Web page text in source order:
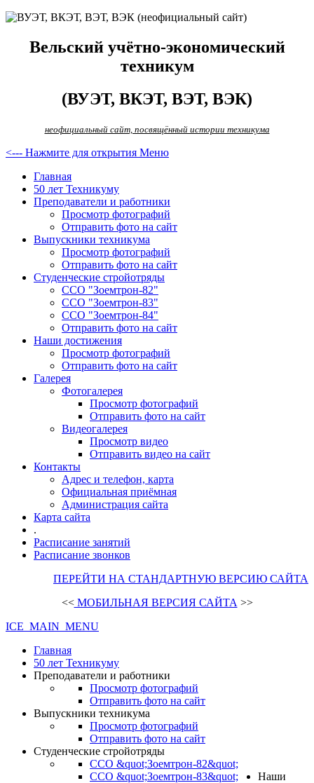
Вельский учётно-экономический
техникум
(ВУЭТ, ВКЭТ, ВЭТ, ВЭК)
неофициальный сайт, посвящённый истории техникума
<--- Нажмите для открытия Меню
Главная
50 лет Техникуму
Преподаватели и работники
Просмотр фотографий
Отправить фото на сайт
Выпускники техникума
Просмотр фотографий
Отправить фото на сайт
Студенческие стройотряды
ССО "Зоемтрон-82"
ССО "Зоемтрон-83"
ССО "Зоемтрон-84"
Отправить фото на сайт
Наши достижения
Просмотр фотографий
Отправить фото на сайт
Галерея
Фотогалерея
Просмотр фотографий
Отправить фото на сайт
Видеогалерея
Просмотр видео
Отправить видео на сайт
Контакты
Адрес и телефон, карта
Официальная приёмная
Администрация сайта
Карта сайта
.
Расписание занятий
Расписание звонков
ПЕРЕЙТИ НА СТАНДАРТНУЮ ВЕРСИЮ САЙТА
<<МОБИЛЬНАЯ ВЕРСИЯ САЙТА >>
ICE_MAIN_MENU
Главная
50 лет Техникуму
Преподаватели и работники
Просмотр фотографий
Отправить фото на сайт
Выпускники техникума
Просмотр фотографий
Отправить фото на сайт
Студенческие стройотряды
ССО &quot;Зоемтрон-82&quot;
ССО &quot;Зоемтрон-83&quot;
Наши